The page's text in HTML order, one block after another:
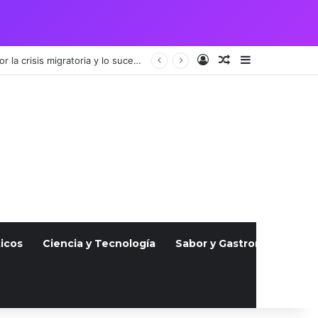
Vigilia por pareja guatemalteca asesinada en Julio atrae a cientos, indignados por la crisis migratoria y lo sucedido AccesoPublicación al
Ciencia y Tecnología Sabor y Gastronomía